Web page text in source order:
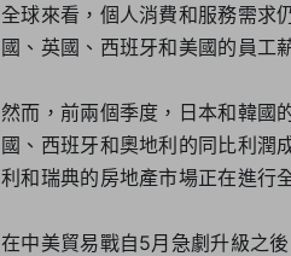
全球來看，個人消費和服務需求
國、英國、西班牙和美國的員工
然而，前兩個季度，日本和韓國
國、西班牙和奧地利的同比利潤
利和瑞典的房地產市場正在進行
在中美貿易戰自5月急劇升級之